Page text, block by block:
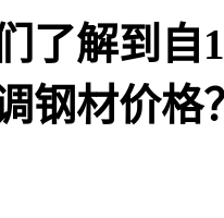
了解到自
钢材价格